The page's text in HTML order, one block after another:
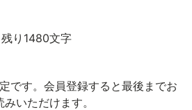
残り1480文字
です。会員登録すると最後までお
みいただけます。